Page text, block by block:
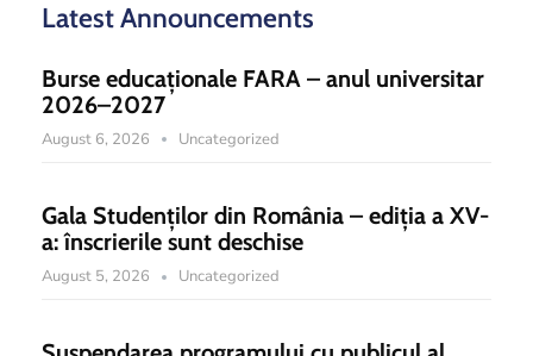
Latest Announcements
Burse educaționale FARA – anul universitar
2026–2027
August 6, 2026 Uncategorized
Gala Studenților din România – ediția a XV-
a: înscrierile sunt deschise
August 5, 2026 Uncategorized